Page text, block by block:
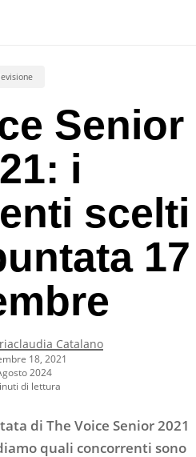
Senior
i
scelti
17
Catalano
18, 2021
2024
di lettura
di The Voice Senior 2021
quali concorrenti sono